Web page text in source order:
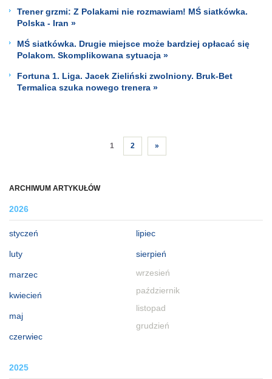
ARCHIWUM ARTYKUŁÓW
2026
styczeń
luty
marzec
kwiecień
maj
czerwiec
lipiec
sierpień
wrzesień
październik
listopad
grudzień
2025
Trener grzmi: Z Polakami nie rozmawiam! MŚ siatkówka.
Polska - Iran »
MŚ siatkówka. Drugie miejsce może bardziej opłacać się
Polakom. Skomplikowana sytuacja »
Fortuna 1. Liga. Jacek Zieliński zwolniony. Bruk-Bet
Termalica szuka nowego trenera »
1 2 »